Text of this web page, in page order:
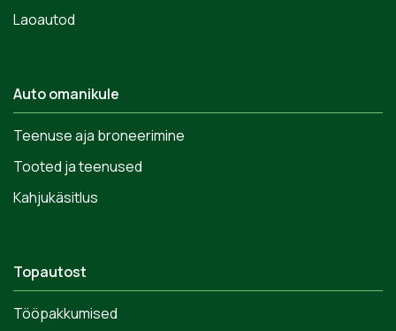
Laoautod
Auto omanikule
Teenuse aja broneerimine
Tooted ja teenused
Kahjukäsitlus
Topautost
Tööpakkumised